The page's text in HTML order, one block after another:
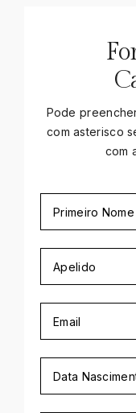
Pode
com asterisco
com
Nome
Nascimento
MM